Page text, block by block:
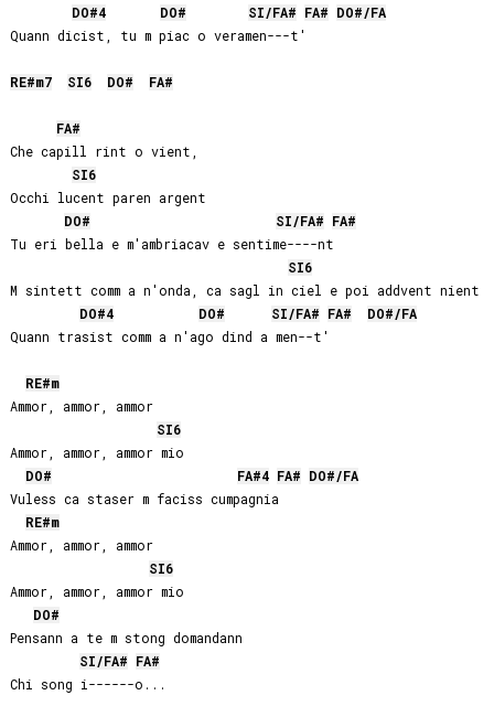
DO#4 DO# SI/FA# FA# DO#/FA
Quann dicist, tu m piac o veramen---t'
RE#m7 SI6 DO# FA#
FA#
Che capill rint o vient,
SI6
Occhi lucent paren argent
DO#
SI/FA# FA#
Tu eri bella e m'ambriacav e sentime----nt
SI6
M sintett comm a n'onda, ca sagl in ciel e poi addvent nient
DO#4 DO# SI/FA# FA# DO#/FA
Quann trasist comm a n'ago dind a men--t'
RE#m
Ammor, ammor, ammor
SI6
Ammor, ammor, ammor mio
DO#
FA#4 FA# DO#/FA
Vuless ca staser m faciss cumpagnia
RE#m
Ammor, ammor, ammor
SI6
Ammor, ammor, ammor mio
DO#
Pensann a te m stong domandann
SI/FA# FA#
Chi song i------o...